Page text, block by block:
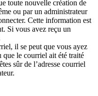
toute nouvelle création de
ou par un administrateur
Cette information est
Si vous avez reçu un
il se peut que vous ayez
que le courriel ait été traité
sûr de l’adresse courriel